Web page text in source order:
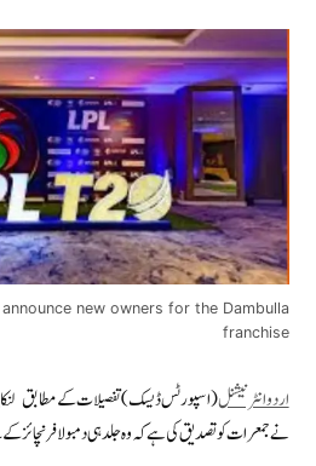
new owners for the Dambulla
franchise
اردو انٹرنیشنل(اسپورٹس ڈیسک) تفصیلات کے مطابق لنکا
نے جمعرات کو تصدیق کی ہے کہ وہ جلد ہی دمبولا فرنچائز